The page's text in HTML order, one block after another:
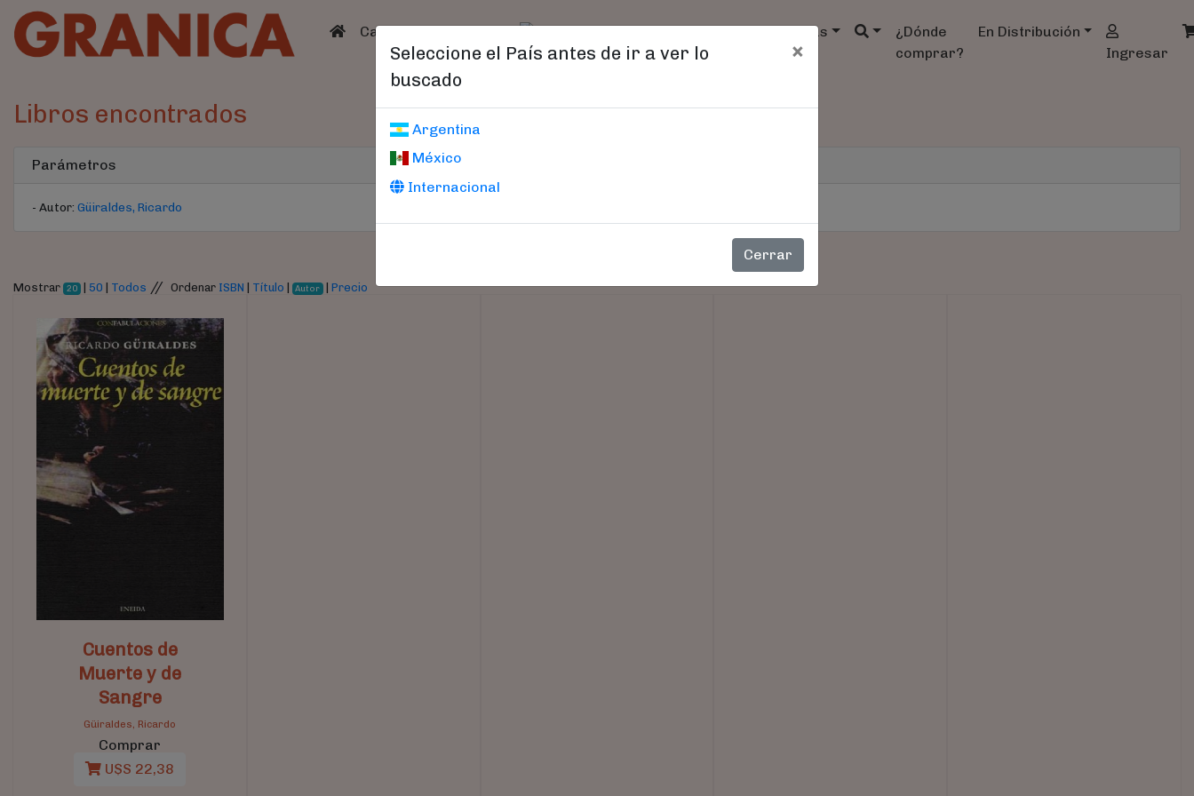
(current)
Catálogo Catálogo Agendas
¿Dónde
comprar?
En Distribución
Ingresar
Seleccione el País antes de ir a ver lo
buscado
×
Argentina
México
Internacional
Cerrar
Libros encontrados
Parámetros
- Autor: Güiraldes, Ricardo
Mostrar 20 | 50 Todos // Ordenar ISBN Título Autor |Precio
Cuentos de
Muerte y de
Sangre
Güiraldes, Ricardo
Comprar
U$S 22,38